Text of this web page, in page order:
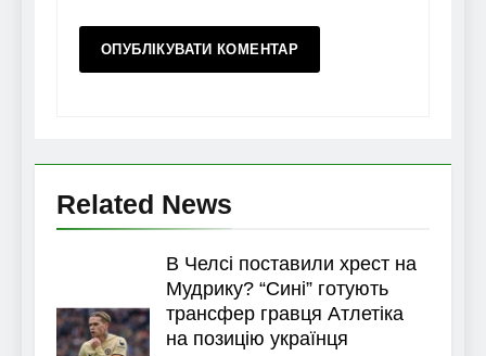
Related News
В Челсі поставили хрест на
Мудрику? “Сині” готують
трансфер гравця Атлетіка
на позицію українця